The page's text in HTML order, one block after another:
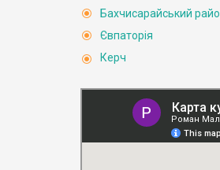
Бахчисарайський
Євпаторія
Керч